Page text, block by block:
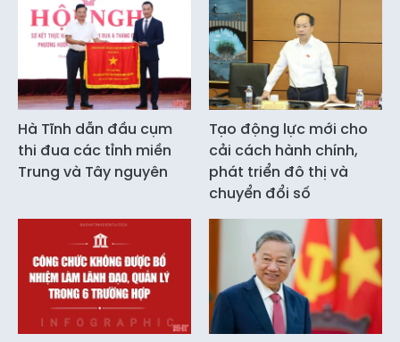
Hà Tĩnh dẫn đầu cụm
thi đua các tỉnh miền
Trung và Tây nguyên
Tạo động lực mới cho
cải cách hành chính,
phát triển đô thị và
chuyển đổi số